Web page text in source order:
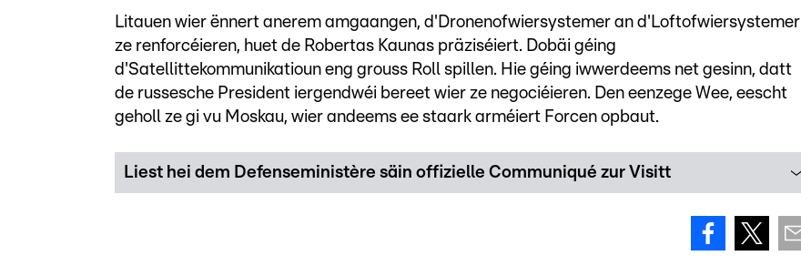
Litauen wier ënnert anerem amgaangen, d'Dronenofwiersystemer an d'Loftofwiersystemer
ze renforcéieren, huet de Robertas Kaunas präziséiert. Dobäi géing
d'Satellittekommunikatioun eng grouss Roll spillen. Hie géing iwwerdeems net gesinn, datt
de russesche President iergendwéi bereet wier ze negociéieren. Den eenzege Wee, eescht
geholl ze gi vu Moskau, wier andeems ee staark arméiert Forcen opbaut.
Liest hei dem Defenseministère säin offizielle Communiqué zur Visitt